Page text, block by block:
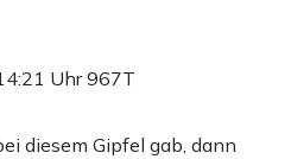
Uhr967T
diesem Gipfel gab, dann